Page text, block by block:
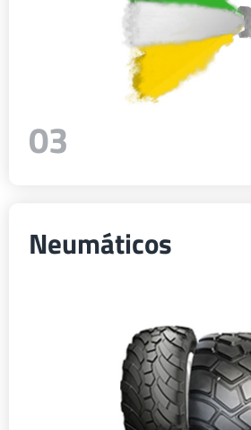
03
Neumáticos